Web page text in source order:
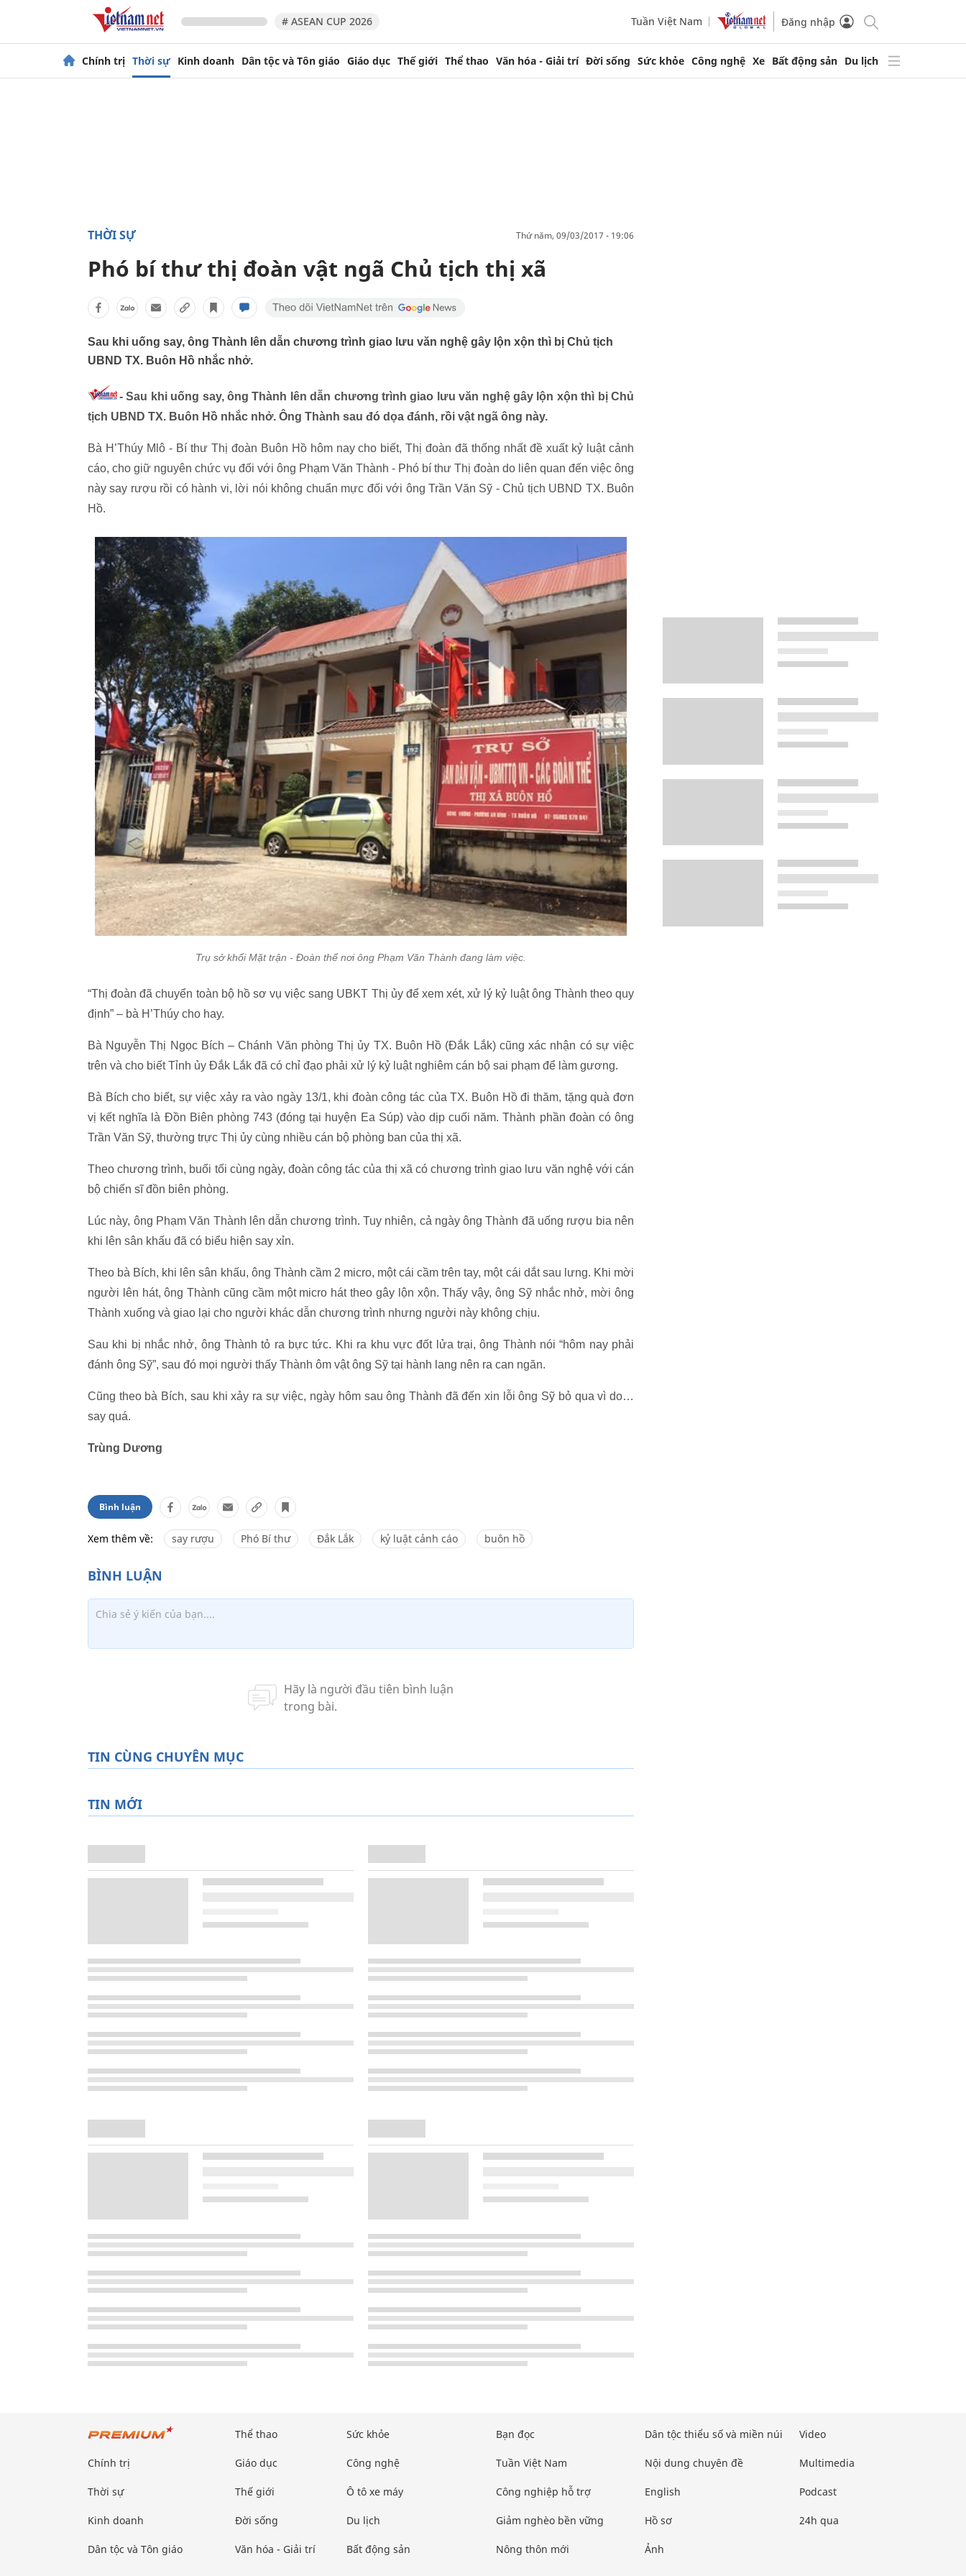
# ASEAN CUP 2026 Tuần Việt Nam Đăng nhập
Chính trị Thời sự Kinh doanh Dân tộc và Tôn giáo Giáo dục Thế giới Thể thao Văn hóa - Giải trí Đời sống Sức khỏe Công nghệ Xe Bất động sản Du lịch
THỜI SỰ thứ năm, 09/03/2017 - 19:06
Phó bí thư thị đoàn vật ngã Chủ tịch thị xã
Sau khi uống say, ông Thành lên dẫn chương trình giao lưu văn nghệ gây lộn xộn thì bị Chủ tịch
UBND TX. Buôn Hồ nhắc nhở.
-Sau khi uống say, ông Thành lên dẫn chương trình giao lưu văn nghệ gây lộn xộn thì bị Chủ
tịch UBND TX. Buôn Hồ nhắc nhở. Ông Thành sau đó dọa đánh, rồi vật ngã ông này.
Bà H’Thúy Mlô - Bí thư Thị đoàn Buôn Hồ hôm nay cho biết, Thị đoàn đã thống nhất đề xuất kỷ luật cảnh
cáo, cho giữ nguyên chức vụ đối với ông Phạm Văn Thành - Phó bí thư Thị đoàn do liên quan đến việc ông
này say rượu rồi có hành vi, lời nói không chuẩn mực đối với ông Trần Văn Sỹ - Chủ tịch UBND TX. Buôn
Hồ.
Trụ sở khối Mặt trận - Đoàn thể nơi ông Phạm Văn Thành đang làm việc.
“Thị đoàn đã chuyển toàn bộ hồ sơ vụ việc sang UBKT Thị ủy để xem xét, xử lý kỷ luật ông Thành theo quy
định” – bà H’Thúy cho hay.
Bà Nguyễn Thị Ngọc Bích – Chánh Văn phòng Thị ủy TX. Buôn Hồ (Đắk Lắk) cũng xác nhận có sự việc
trên và cho biết Tỉnh ủy Đắk Lắk đã có chỉ đạo phải xử lý kỷ luật nghiêm cán bộ sai phạm để làm gương.
Bà Bích cho biết, sự việc xảy ra vào ngày 13/1, khi đoàn công tác của TX. Buôn Hồ đi thăm, tặng quà đơn
vị kết nghĩa là Đồn Biên phòng 743 (đóng tại huyện Ea Súp) vào dịp cuối năm. Thành phần đoàn có ông
Trần Văn Sỹ, thường trực Thị ủy cùng nhiều cán bộ phòng ban của thị xã.
Theo chương trình, buổi tối cùng ngày, đoàn công tác của thị xã có chương trình giao lưu văn nghệ với cán
bộ chiến sĩ đồn biên phòng.
Lúc này, ông Phạm Văn Thành lên dẫn chương trình. Tuy nhiên, cả ngày ông Thành đã uống rượu bia nên
khi lên sân khấu đã có biểu hiện say xỉn.
Theo bà Bích, khi lên sân khấu, ông Thành cầm 2 micro, một cái cầm trên tay, một cái dắt sau lưng. Khi mời
người lên hát, ông Thành cũng cầm một micro hát theo gây lộn xộn. Thấy vậy, ông Sỹ nhắc nhở, mời ông
Thành xuống và giao lại cho người khác dẫn chương trình nhưng người này không chịu.
Sau khi bị nhắc nhở, ông Thành tỏ ra bực tức. Khi ra khu vực đốt lửa trại, ông Thành nói “hôm nay phải
đánh ông Sỹ”, sau đó mọi người thấy Thành ôm vật ông Sỹ tại hành lang nên ra can ngăn.
Cũng theo bà Bích, sau khi xảy ra sự việc, ngày hôm sau ông Thành đã đến xin lỗi ông Sỹ bỏ qua vì do…
say quá.
Trùng Dương
Bình luận
Xem thêm về: say rượu Phó Bí thư Đắk Lắk kỷ luật cảnh cáo buôn hồ
TIN CÙNG CHUYÊN MỤC
TIN MỚI
Chính trị
Thời sự
Kinh doanh
Dân tộc và Tôn giáo
Thể thao
Giáo dục
Thế giới
Đời sống
Văn hóa - Giải trí
Sức khỏe
Công nghệ
Ô tô xe máy
Du lịch
Bất động sản
Bạn đọc
Tuần Việt Nam
Công nghiệp hỗ trợ
Giảm nghèo bền vững
Nông thôn mới
Dân tộc thiểu số và miền núi
Nội dung chuyên đề
English
Hồ sơ
Ảnh
Video
Multimedia
Podcast
24h qua